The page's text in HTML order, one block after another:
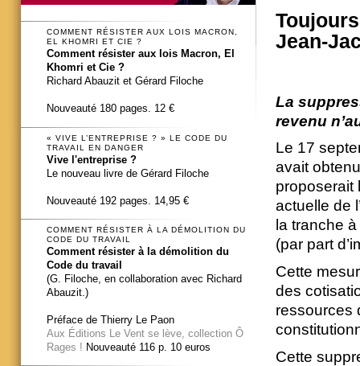
Jean-
La
revenu
Le 17
avait
proposerait
actuelle de
la tranche
(par part
Cette
des
ressources
Cette
COMMENT RÉSISTER AUX LOIS MACRON,
EL KHOMRI ET CIE ?
Comment résister aux lois Macron, El
Khomri et Cie ?
Richard Abauzit et Gérard Filoche
Nouveauté 180 pages. 12 €
« VIVE L’ENTREPRISE ? » LE CODE DU
TRAVAIL EN DANGER
Vive l'entreprise ?
Le nouveau livre de Gérard Filoche
Nouveauté 192 pages. 14,95 €
COMMENT RÉSISTER À LA DÉMOLITION DU
CODE DU TRAVAIL
Comment résister à la démolition du
Code du travail
(G. Filoche, en collaboration avec Richard
Abauzit.)
Préface de Thierry Le Paon
Aux Éditions Le Vent se lève, collection Ô
Rages ! Nouveauté 116 p. 10 euros